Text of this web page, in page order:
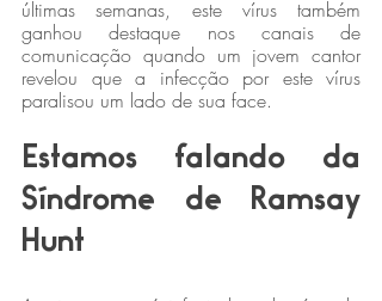
últimas semanas, este vírus também
ganhou destaque nos canais de
comunicação quando um jovem cantor
revelou que a infecção por este vírus
paralisou um lado de sua face.
Estamos falando da
Síndrome de Ramsay
Hunt